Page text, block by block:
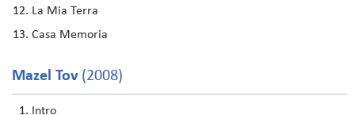
La Mia Terra
Casa Memoria
Mazel Tov(2008)
Intro